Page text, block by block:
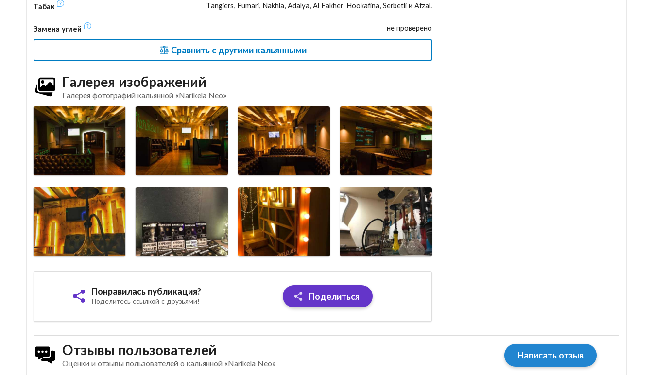
Табак Tangiers, Fumari, Nakhla, Adalya, Al Fakher, Hookafina, Serbetli и Afzal.
Замена углей не проверено
Сравнить с другими кальянными
Галерея изображений
Галерея фотографий кальянной «Narikela Neo»
Понравилась публикация?
Поделитесь ссылкой с друзьями! Поделиться
Отзывы пользователей
Оценки и отзывы пользователей о кальянной «Narikela Neo»
Написать отзыв